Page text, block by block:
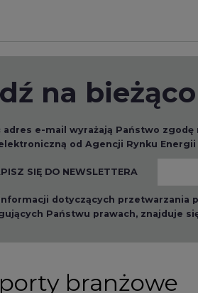
adres e-mail wyrażają Państwo
SIĘ DO NEWSLETTERA
informacji dotyczących przetwarzania